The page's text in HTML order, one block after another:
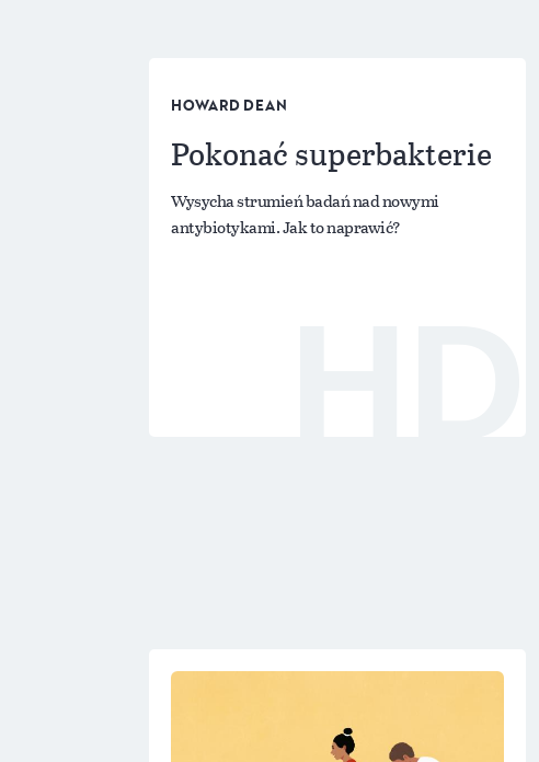
HOWARD DEAN
Pokonać superbakterie
Wysycha strumień badań nad nowymi
antybiotykami. Jak to naprawić?